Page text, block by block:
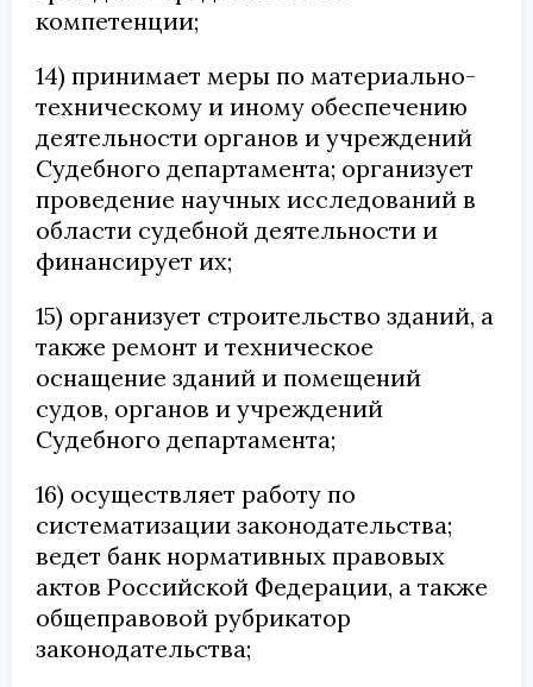
компетенции;
14) принимает меры по материально-
техническому и иному обеспечению
деятельности органов и учреждений
Судебного департамента; организует
проведение научных исследований в
области судебной деятельности и
финансирует их;
15) организует строительство зданий, а
также ремонт и техническое
оснащение зданий и помещений
судов, органов и учреждений
Судебного департамента;
16) осуществляет работу по
систематизации законодательства;
ведет банк нормативных правовых
актов Российской Федерации, а также
общеправовой рубрикатор
законодательства;